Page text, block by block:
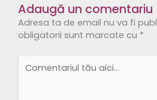
Adaugă un comentariu
Adresa ta de email nu va fi
obligatorii sunt marcate cu *
tău